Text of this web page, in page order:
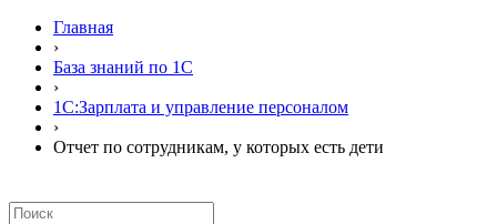
Главная
›
База знаний по 1С
›
1С:Зарплата и управление персоналом
›
Отчет по сотрудникам, у которых есть дети